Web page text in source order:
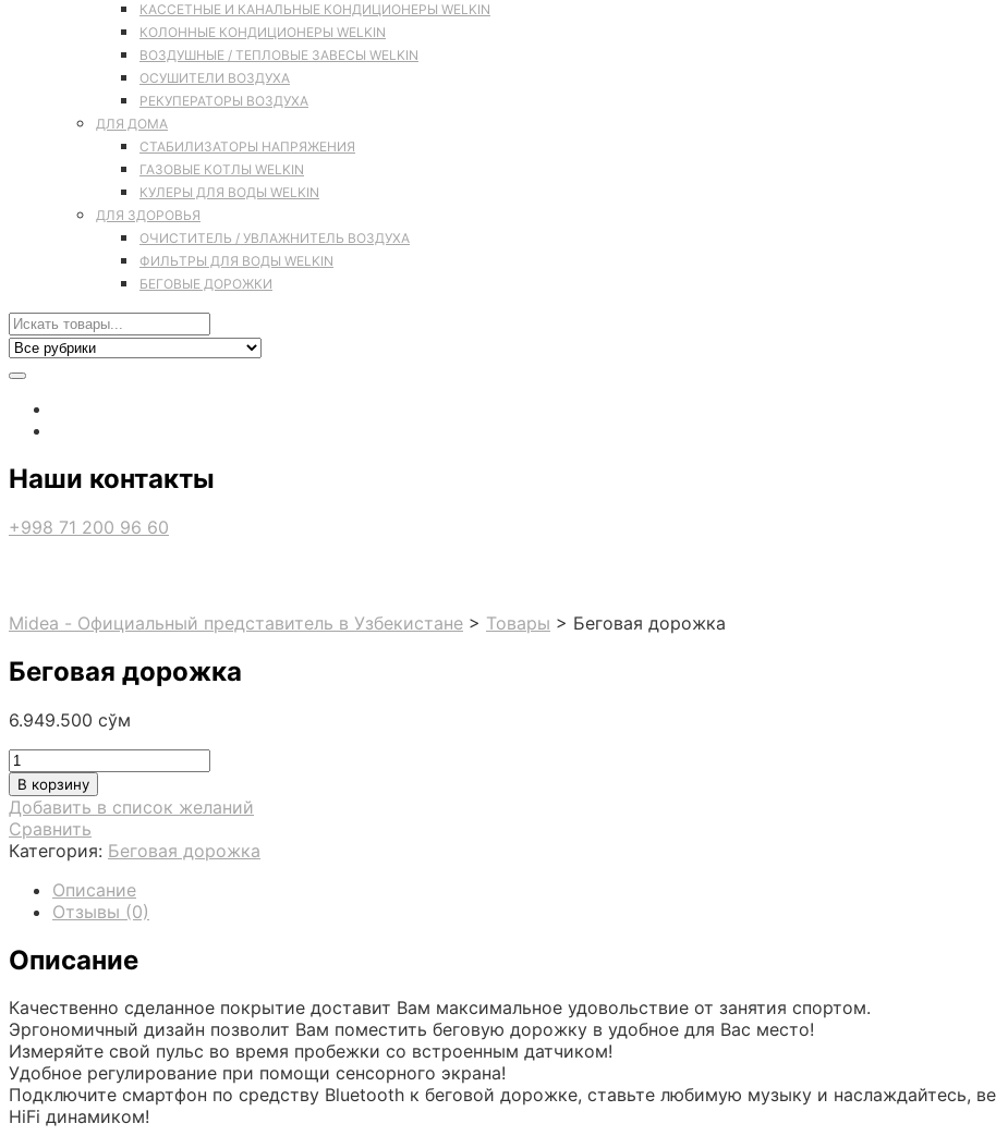
КАССЕТНЫЕ И КАНАЛЬНЫЕ КОНДИЦИОНЕРЫ WELKIN
КОЛОННЫЕ КОНДИЦИОНЕРЫ WELKIN
ВОЗДУШНЫЕ / ТЕПЛОВЫЕ ЗАВЕСЫ WELKIN
ОСУШИТЕЛИ ВОЗДУХА
РЕКУПЕРАТОРЫ ВОЗДУХА
ДЛЯ ДОМА
СТАБИЛИЗАТОРЫ НАПРЯЖЕНИЯ
ГАЗОВЫЕ КОТЛЫ WELKIN
КУЛЕРЫ ДЛЯ ВОДЫ WELKIN
ДЛЯ ЗДОРОВЬЯ
ОЧИСТИТЕЛЬ / УВЛАЖНИТЕЛЬ ВОЗДУХА
ФИЛЬТРЫ ДЛЯ ВОДЫ WELKIN
БЕГОВЫЕ ДОРОЖКИ
Наши контакты
+998 71 200 96 60
Midea - Официальный представитель в Узбекистане > Товары > Беговая дорожка
Беговая дорожка
6.949.500 сўм
Количество
товара
Беговая
дорожка
В корзину
Добавить в список желаний
Сравнить
Категория: Беговая дорожка
Описание
Отзывы (0)
Описание
Качественно сделанное покрытие доставит Вам максимальное удовольствие от занятия спортом.
Эргономичный дизайн позволит Вам поместить беговую дорожку в удобное для Вас место!
Измеряйте свой пульс во время пробежки со встроенным датчиком!
Удобное регулирование при помощи сенсорного экрана!
Подключите смартфон по средству Bluetooth к беговой дорожке, ставьте любимую музыку и наслаждайтесь,
HiFi динамиком!